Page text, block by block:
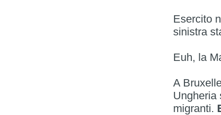
Esercito
sinistra
Euh, la
A
Ungheria
migranti.